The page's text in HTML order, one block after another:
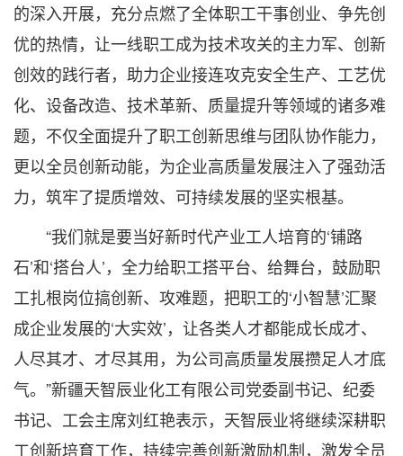
的深入开展，充分点燃了全体职工干事创业、争先创
优的热情，让一线职工成为技术攻关的主力军、创新
创效的践行者，助力企业接连攻克安全生产、工艺优
化、设备改造、技术革新、质量提升等领域的诸多难
题，不仅全面提升了职工创新思维与团队协作能力，
更以全员创新动能，为企业高质量发展注入了强劲活
力，筑牢了提质增效、可持续发展的坚实根基。
“我们就是要当好新时代产业工人培育的‘铺路
石’和‘搭台人’，全力给职工搭平台、给舞台，鼓励职
工扎根岗位搞创新、攻难题，把职工的‘小智慧’汇聚
成企业发展的‘大实效’，让各类人才都能成长成才、
人尽其才、才尽其用，为公司高质量发展攒足人才底
气。”新疆天智辰业化工有限公司党委副书记、纪委
书记、工会主席刘红艳表示，天智辰业将继续深耕职
工创新培育工作，持续完善创新激励机制，激发全员